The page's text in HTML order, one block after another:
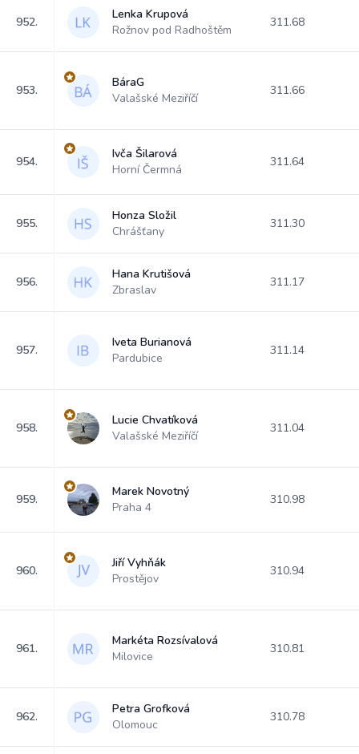
952.
Lenka Krupová
Rožnov pod Radhoštěm
311.68
953.
BáraG
Valašské Meziříčí
311.66
954.
Ivča Šilarová
Horní Čermná
311.64
955.
Honza Složil
Chrášťany
311.30
956.
Hana Krutišová
Zbraslav
311.17
957.
Iveta Burianová
Pardubice
311.14
958.
Lucie Chvatíková
Valašské Meziříčí
311.04
959.
Marek Novotný
Praha 4
310.98
960.
Jiří Vyhňák
Prostějov
310.94
961.
Markéta Rozsívalová
Milovice
310.81
962.
Petra Grofková
Olomouc
310.78